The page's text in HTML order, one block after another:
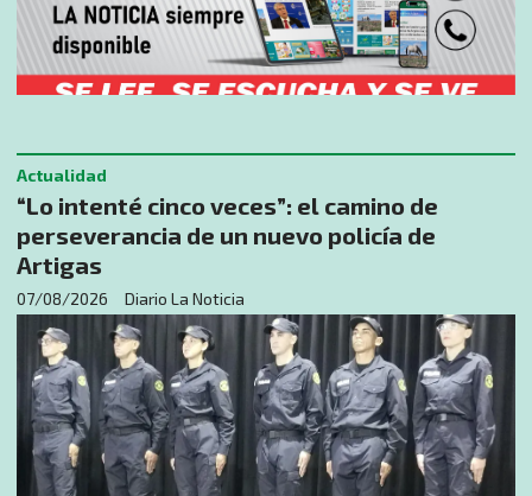
“Lo intenté cinco veces”: el camino de
perseverancia de un nuevo policía de
Artigas
Diario La Noticia
Actualidad
07/08/2026